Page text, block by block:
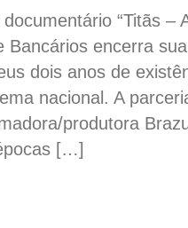
“Titãs –
Bancários encerra
dois anos de
nacional. A
produtora
[…]